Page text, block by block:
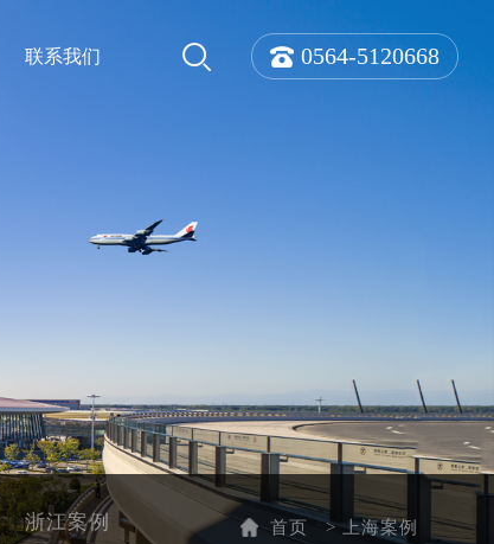
联系我们 0564-5120668
浙江案例 首页 > 上海案例